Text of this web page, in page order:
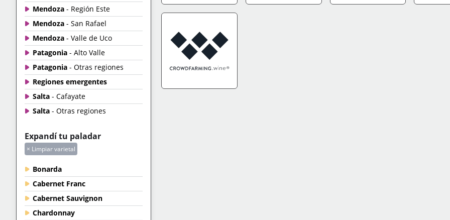
Mendoza - Región Este
Mendoza - San Rafael
Mendoza - Valle de Uco
Patagonia - Alto Valle
Patagonia - Otras regiones
Regiones emergentes
Salta - Cafayate
Salta - Otras regiones
Expandí tu paladar
× Limpiar varietal
Bonarda
Cabernet Franc
Cabernet Sauvignon
Chardonnay
IR A TIENDA +INFO